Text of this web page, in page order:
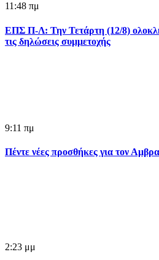
11:48 πμ
ΕΠΣ Π-Λ: Την Τετάρτη (12/8)
τις δηλώσεις συμμετοχής
9:11 πμ
Πέντε νέες προσθήκες για τον
2:23 μμ